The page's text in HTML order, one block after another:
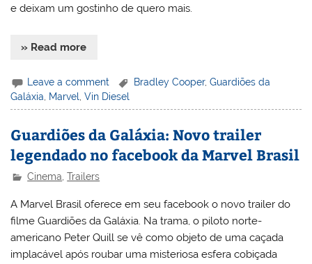
e deixam um gostinho de quero mais.
» Read more
Leave a comment Bradley Cooper,Guardiões da
Galáxia
Marvel ,Vin Diesel
Guardiões da Galáxia: Novo trailer
Cinema ,Trailers
A Marvel Brasil oferece em seu facebook o novo trailer do
filme Guardiões da Galáxia. Na trama, o piloto norte-
americano Peter Quill se vê como objeto de uma caçada
implacável após roubar uma misteriosa esfera cobiçada